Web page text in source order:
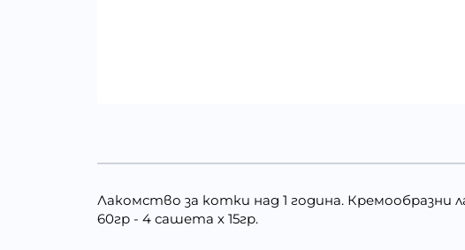
Лакомство за котки над 1 година. Кремообразни
60гр - 4 сашета х 15гр.